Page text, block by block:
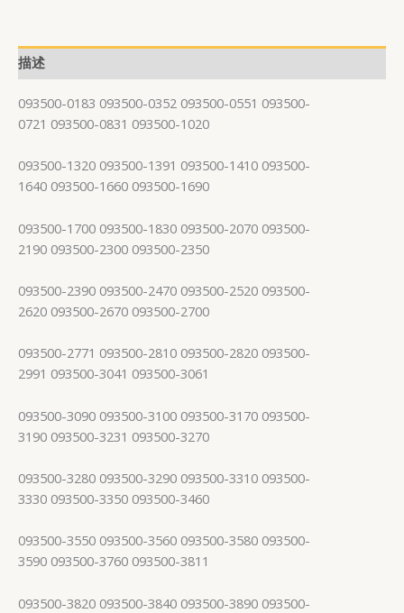
描述
093500-0183 093500-0352 093500-0551 093500-
0721 093500-0831 093500-1020
093500-1320 093500-1391 093500-1410 093500-
1640 093500-1660 093500-1690
093500-1700 093500-1830 093500-2070 093500-
2190 093500-2300 093500-2350
093500-2390 093500-2470 093500-2520 093500-
2620 093500-2670 093500-2700
093500-2771 093500-2810 093500-2820 093500-
2991 093500-3041 093500-3061
093500-3090 093500-3100 093500-3170 093500-
3190 093500-3231 093500-3270
093500-3280 093500-3290 093500-3310 093500-
3330 093500-3350 093500-3460
093500-3550 093500-3560 093500-3580 093500-
3590 093500-3760 093500-3811
093500-3820 093500-3840 093500-3890 093500-